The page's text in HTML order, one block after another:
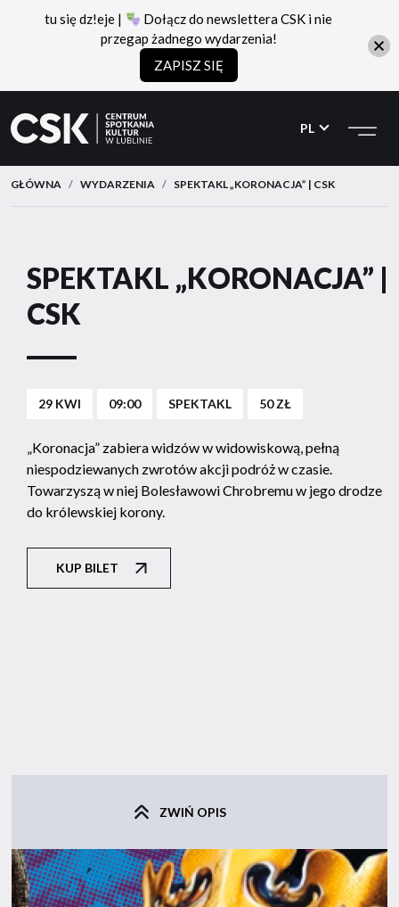
CSK
do
menu
do
treści
PL
GŁÓWNA WYDARZENIA SPEKTAKL „KORONACJA” | CSK
SPEKTAKL „KORONACJA” |
CSK
29 KWI 09:00 SPEKTAKL 50 ZŁ
„Koronacja” zabiera widzów w widowiskową, pełną
niespodziewanych zwrotów akcji podróż w czasie.
Towarzyszą w niej Bolesławowi Chrobremu w jego drodze
do królewskiej korony.
KUP BILET
ZWIŃ OPIS
tu się dz!eje |
Dołącz do newslettera CSK i nie
przegap żadnego wydarzenia!
ZAPISZ SIĘ